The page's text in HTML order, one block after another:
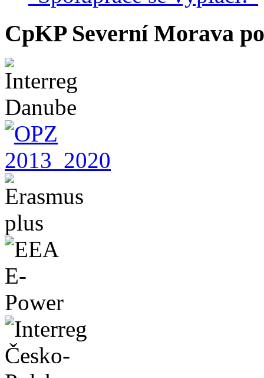
CpKP Severní Morava